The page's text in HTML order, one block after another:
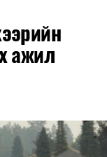
Екатеринбург
нисэх
2025
ашиг нь 1.9
байна.
холбоотой
гараагүй
ажил